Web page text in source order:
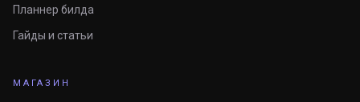
Планнер билда
Гайды и статьи
МАГАЗИН